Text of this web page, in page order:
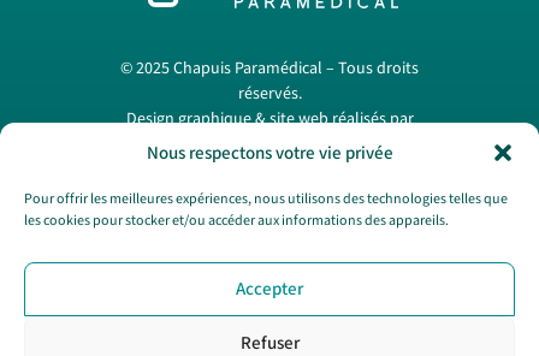
Nous respectons votre vie privée
Pour offrir les meilleures expériences, nous utilisons des technologies telles que
les cookies pour stocker et/ou accéder aux informations des appareils.
Accepter
Refuser
© 2025 Chapuis Paramédical – Tous droits
réservés.
Design graphique & site web réalisés par
Papermint Création . —Mentions légales
Nous contacter
CGV